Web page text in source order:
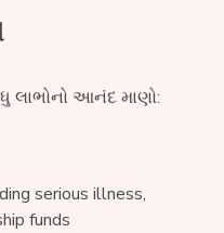
લાભોનો આનંદ માણો:
serious illness,
funds